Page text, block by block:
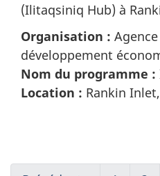
(Ilitaqsiniq Hub) à
Organisation :
développement
Nom du programme :
Location : Rankin